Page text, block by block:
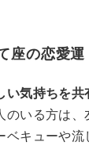
座の恋愛運
い気持ちを
のいる方は、
ベキューや流